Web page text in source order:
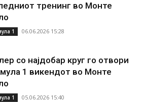
тренинг во Монте
1 06.06.2026 15:28
со најдобар круг го отвори
1 викендот во Монте
1 05.06.2026 15:40